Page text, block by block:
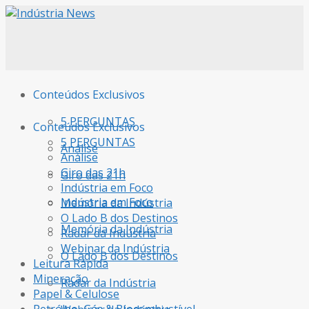
Conteúdos Exclusivos
5 PERGUNTAS
Análise
Giro das 21h
Indústria em Foco
Memória da Indústria
O Lado B dos Destinos
Radar da Indústria
Conteúdos Exclusivos
5 PERGUNTAS
Análise
Giro das 21h
Indústria em Foco
Memória da Indústria
O Lado B dos Destinos
Radar da Indústria
Webinar da Indústria
Leitura Rápida
Mineração
Papel & Celulose